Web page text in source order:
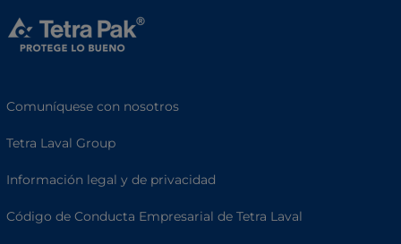
Comuníquese con nosotros
Tetra Laval Group
Información legal y de privacidad
Código de Conducta Empresarial de Tetra Laval